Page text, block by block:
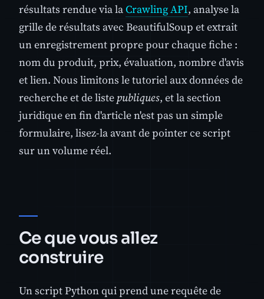
résultats rendue via laCrawling API, analyse la
grille de résultats avec BeautifulSoup et extrait
un enregistrement propre pour chaque fiche :
nom du produit, prix, évaluation, nombre d'avis
et lien. Nous limitons le tutoriel aux données de
recherche et de liste publiques, et la section
juridique en fin d'article n'est pas un simple
formulaire, lisez-la avant de pointer ce script
sur un volume réel.
Ce que vous allez
construire
Un script Python qui prend une requête de